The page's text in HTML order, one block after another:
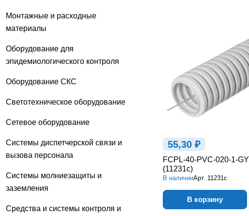
55,30 ₽
FCPL-40-PVC-020-1-GY
(11231c)
В наличииАрт. 11231c
В корзину
Монтажные и расходные
материалы
Оборудование для
эпидемиологического контроля
Оборудование СКС
Светотехническое оборудование
Сетевое оборудование
Системы диспетчерской связи и
вызова персонала
Системы молниезащиты и
заземления
Средства и системы контроля и